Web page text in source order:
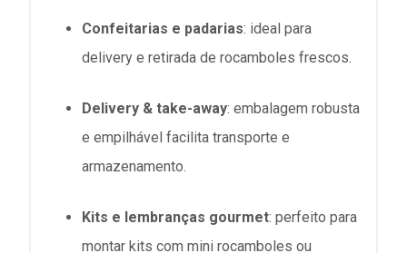
Confeitarias e padarias: ideal para
delivery e retirada de rocamboles frescos.
Delivery & take-away: embalagem robusta
e empilhável facilita transporte e
armazenamento.
Kits e lembranças gourmet: perfeito para
montar kits com mini rocamboles ou